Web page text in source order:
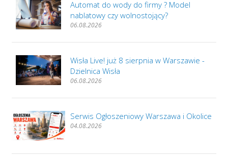
Automat do wody do firmy ? Model
nablatowy czy wolnostojący?
06.08.2026
Wisła Live! już 8 sierpnia w Warszawie -
Dzielnica Wisła
06.08.2026
Serwis Ogłoszeniowy Warszawa i Okolice
04.08.2026